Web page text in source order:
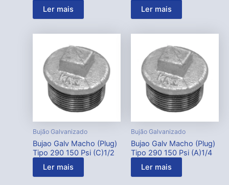
Ler mais
Ler mais
Bujão Galvanizado
Bujao Galv Macho (Plug)
Tipo 290 150 Psi (C)1/2
Ler mais
Bujão Galvanizado
Bujao Galv Macho (Plug)
Tipo 290 150 Psi (A)1/4
Ler mais